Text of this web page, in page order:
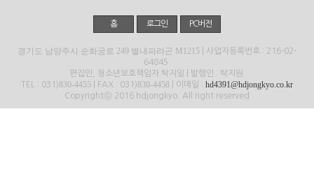
홈 로그인 PC버전
경기도 남양주시 순화궁로 249 별내파라곤 M1215 | 사업자등록번호 : 216-02-
64845
편집인, 청소년보호책임자:탁지일 | 발행인 : 탁지원
TEL : 031)830-4455 | FAX : 031)830-4458 | 이메일 : hd4391@hdjongkyo.co.kr
Copyrightⓒ 2016 hdjongkyo. All right reserved